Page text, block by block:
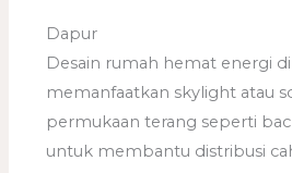
Dapur
Desain rumah hemat energi
memanfaatkan skylight atau
permukaan terang seperti
untuk membantu distribusi